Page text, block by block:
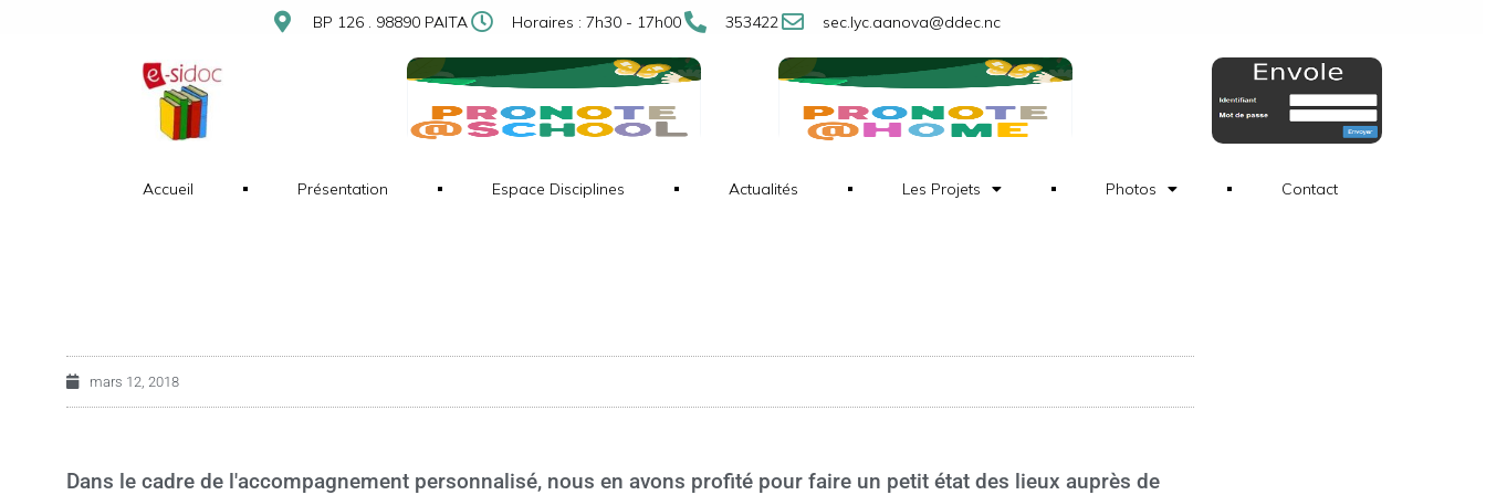
BP 126 . 98890 PAITA Horaires : 7h30 - 17h00 353422 sec.lyc.aanova@ddec.nc
Accueil Présentation Espace Disciplines Actualités Les Projets Photos Contact
mars 12, 2018
Dans le cadre de l'accompagnement personnalisé, nous en avons profité pour faire un petit état des lieux auprès de